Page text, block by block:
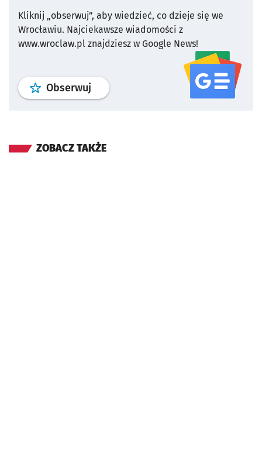
Kliknij „obserwuj”, aby wiedzieć, co dzieje się we
Wrocławiu. Najciekawsze wiadomości z
www.wroclaw.pl znajdziesz w Google News!
Obserwuj profil serwisu
ZOBACZ TAKŻE